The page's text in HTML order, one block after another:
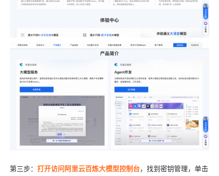
第三步： 打开访问阿里云百炼大模型控制台，找到密钥管理，单击